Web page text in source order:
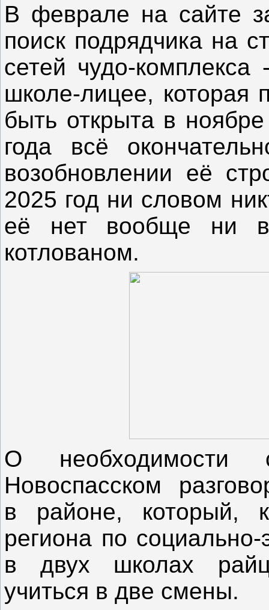
В феврале на сайте
поиск подрядчика на
сетей чудо-комплекса
школе-лицее, которая
быть открыта в
года всё
возобновлении её
2025 год ни словом
её нет вообще ни
котлованом.
О необходимости
Новоспасском
в районе, который,
региона по
в двух школах
учиться в две смены.